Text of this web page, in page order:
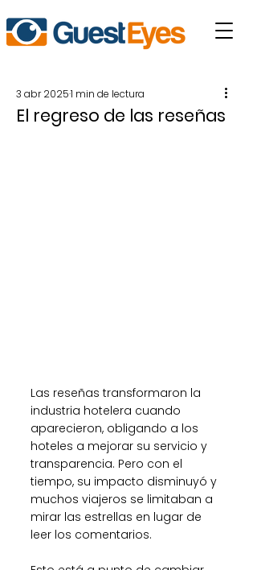
El regreso de las reseñas
3 abr 20251 min de lectura
Las reseñas transformaron la
industria hotelera cuando
aparecieron, obligando a los
hoteles a mejorar su servicio y
transparencia. Pero con el
tiempo, su impacto disminuyó y
muchos viajeros se limitaban a
mirar las estrellas en lugar de
leer los comentarios.